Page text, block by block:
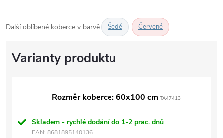
Další oblíbené koberce v barvě: Šedé Červené
Rozměr koberce: 60x100 cm TA47413
Skladem - rychlé dodání do 1-2 prac. dnů
EAN: 8681895140136